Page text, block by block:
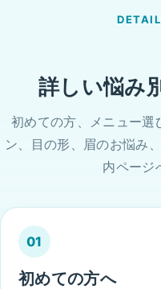
詳しい悩み
初めての方、メニュー選
ン、目の形、眉のお悩み
内ページ
01
初めての方へ